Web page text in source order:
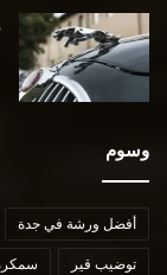
وسوم
أفضل ورشة في جدة
توضيب قير